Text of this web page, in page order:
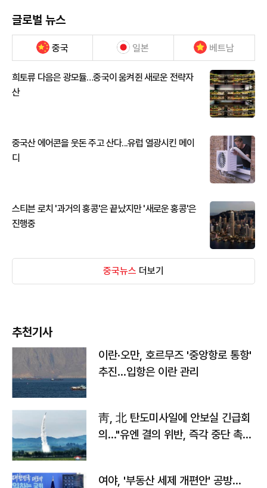
글로벌 뉴스
중국 일본 베트남
희토류 다음은 광모듈…중국이 움켜쥔 새로운 전략자
산
중국산 에어콘을 웃돈 주고 산다...유럽 열광시킨 메이
디
스티븐 로치 '과거의 홍콩'은 끝났지만 '새로운 홍콩'은
진행중
중국뉴스 더보기
추천기사
이란·오만, 호르무즈 '중앙항로 통항'
추진…입항은 이란 관리
靑, 北 탄도미사일에 안보실 긴급회
의…"유엔 결의 위반, 즉각 중단 촉
여야, '부동산 세제 개편안' 공방…